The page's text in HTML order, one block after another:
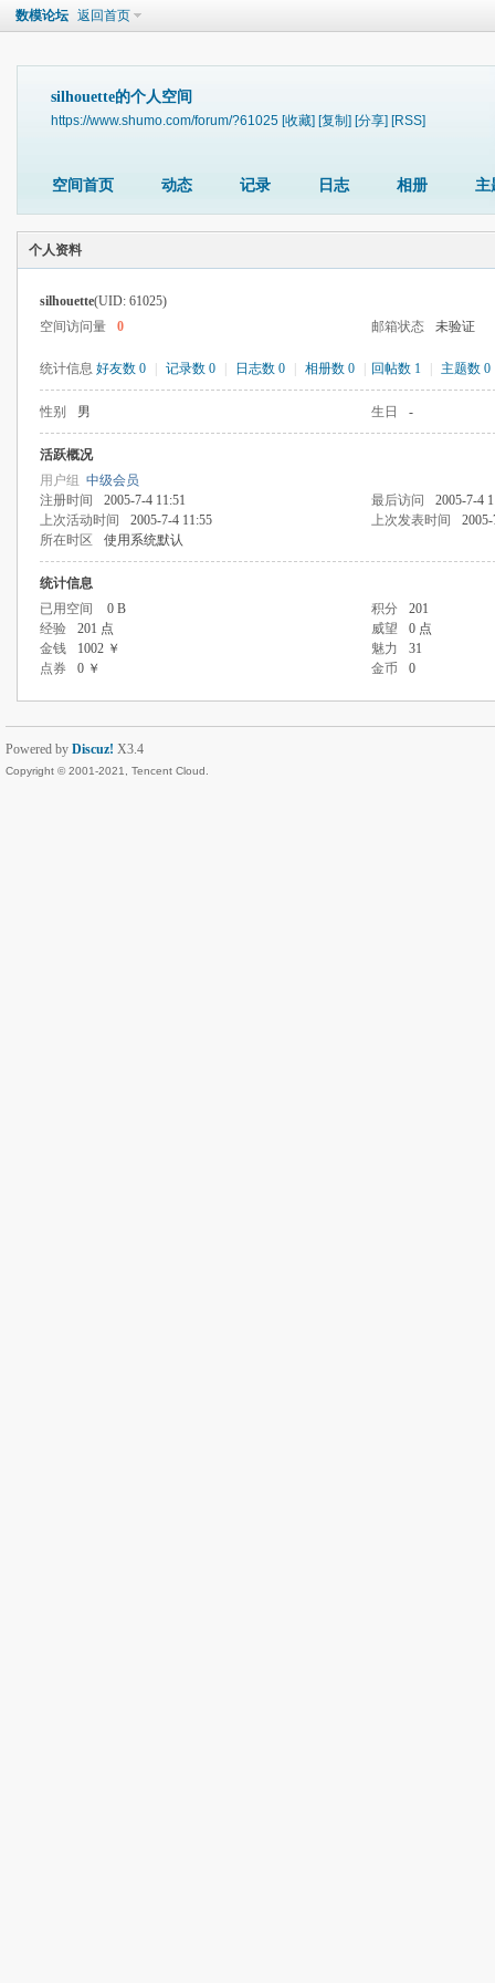
数模论坛 返回首页
silhouette的个人空间
https://www.shumo.com/forum/?61025 [收藏] [复制] [分享] [RSS]
空间首页 动态 记录 日志 相册 主
个人资料
silhouette(UID: 61025)
空间访问量
0 邮箱状态 未验证
统计信息 好友数 0 记录数 0 日志数 0 相册数 0 回帖数 1 主题数 0
性别 男 生日 -
活跃概况
用户组 中级会员
注册时间
2005-7-4 11:51 最后访问
2005-7-4
上次活动时间
2005-7-4 11:55 上次发表时间
所在时区
使用系统默认
统计信息
已用空间
0 B 积分
201
经验
201 点 威望
0 点
金钱
1002 ￥ 魅力
31
点券
0 ￥ 金币 0
Powered by Discuz! X3.4
Copyright © 2001-2021, Tencent Cloud.